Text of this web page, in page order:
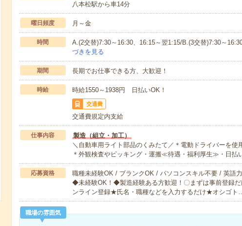
八本松駅から車14分
曜日頻度 月～金
時間 A.(2交替)7:30～16:30、16:15～翌1:15/B.(3交替)7:30～
づきを見る
期間 長期でお仕事できる方、大歓迎！
時給 時給1550～1938円 日払いOK！
交通費
交通費規定内支給
仕事内容
製造（組立・加工）
＼自動車用ライト部品のくみたて／＊電動ドライバーを使
＊外観検査やピッキング・運搬≪待遇・福利厚生≫・日払
応募資格
職種未経験OK / ブランクOK / パソコンスキル不要 / 英語
◆未経験OK！◆製造経験ある方歓迎！〇まずは事前登録
ンライン登録★氏名・職種などを入力するだけ★オシゴト
職場の雰囲気